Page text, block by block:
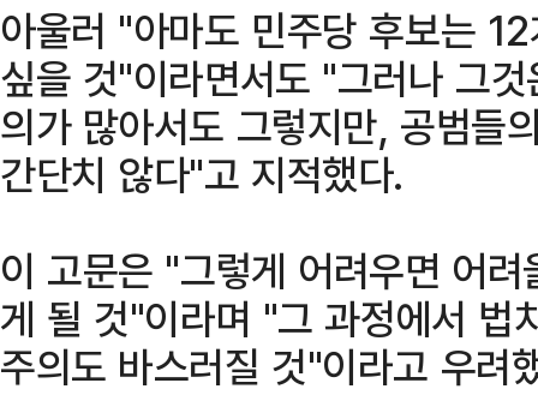
아울러 "아마도 민주당 후보는
싶을 것"이라면서도 "그러나 그
의가 많아서도 그렇지만, 공범들
간단치 않다"고 지적했다.
이 고문은 "그렇게 어려우면 어
게 될 것"이라며 "그 과정에서 법
주의도 바스러질 것"이라고 우려